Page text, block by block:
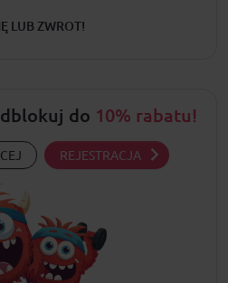
LUB ZWROT!
do 10% rabatu!
REJESTRACJA